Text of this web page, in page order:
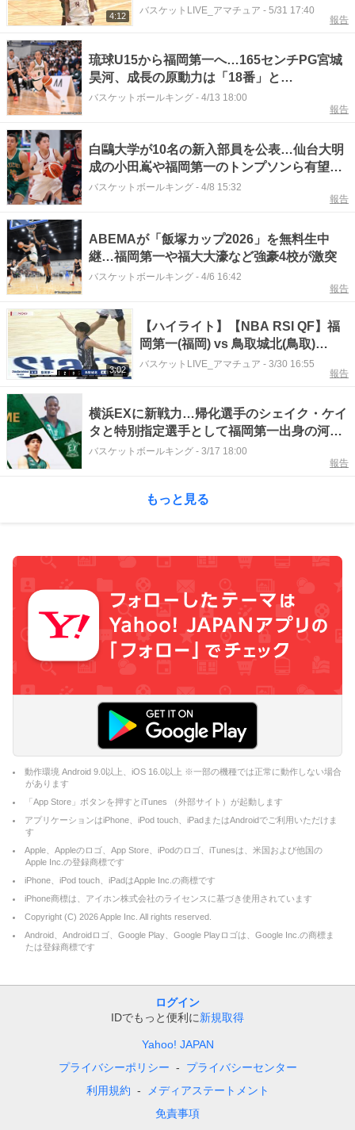
4:12
vs 福岡第一（2025.05.31）
バスケットLIVE_アマチュア - 5/31 17:40
報告
琉球U15から福岡第一へ…165センチPG宮城
昊河、成長の原動力は「18番」と
「DAIICHI」への憧れ
バスケットボールキング - 4/13 18:00
報告
白鷗大学が10名の新入部員を公表…仙台大明
成の小田嶌や福岡第一のトンプソンら有望ガ
ード陣が入部
バスケットボールキング - 4/8 15:32
報告
ABEMAが「飯塚カップ2026」を無料生中
継…福岡第一や福大大濠など強豪4校が激突
バスケットボールキング - 4/6 16:42
報告
3:02
【ハイライト】【NBA RSI QF】福
岡第一(福岡) vs 鳥取城北(鳥取)
（2026.03.30）
バスケットLIVE_アマチュア - 3/30 16:55
報告
横浜EXに新戦力…帰化選手のシェイク・ケイ
タと特別指定選手として福岡第一出身の河合
瑠那が加入
バスケットボールキング - 3/17 18:00
報告
もっと見る
動作環境 Android 9.0以上、iOS 16.0以上 ※一部の機種では正常に動作しない場合
があります
「App Store」ボタンを押すとiTunes （外部サイト）が起動します
アプリケーションはiPhone、iPod touch、iPadまたはAndroidでご利用いただけま
す
Apple、Appleのロゴ、App Store、iPodのロゴ、iTunesは、米国および他国の
Apple Inc.の登録商標です
iPhone、iPod touch、iPadはApple Inc.の商標です
iPhone商標は、アイホン株式会社のライセンスに基づき使用されています
Copyright (C) 2026Apple Inc. All rights reserved.
Android、Androidロゴ、Google Play、Google Playロゴは、Google Inc.の商標ま
たは登録商標です
ログイン
IDでもっと便利に新規取得
Yahoo! JAPAN
プライバシーポリシー
プライバシーセンター
利用規約
メディアステートメント
免責事項